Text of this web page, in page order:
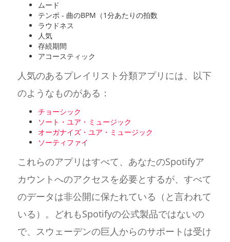
ムード
テンポ - 曲のBPM（1分あたりの拍数
ラウドネス
人気
存続期間
アコースティック
人気のあるプレイリスト分類アプリには、以下
のようなものがある：
チョーシック
ソート・ユア・ミュージック
オーガナイズ・ユア・ミュージック
ソーティファイ
これらのアプリはすべて、あなたのSpotifyア
カウントへのアクセスを必要とするが、すべて
のデータは非公開に保たれている（と言われて
いる）。どれもSpotifyの公式製品ではないの
で、スウェーデンの巨人からのサポートは受け